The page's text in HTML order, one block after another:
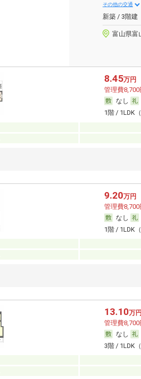
その他の交通
新築 / 3階建
富山県富
8.45万円
管理費8,700
なし
1階 / 1LDK
9.20万円
管理費8,700
なし
1階 / 1LDK
13.10万円
管理費8,700
なし
3階 / 1LDK